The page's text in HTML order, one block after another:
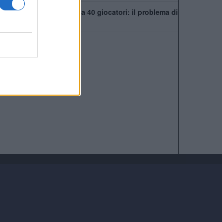
Chelsea, rosa infinita da 40 giocatori: il problema di